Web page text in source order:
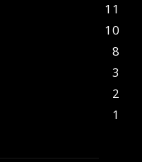
11
10
8
3
2
1